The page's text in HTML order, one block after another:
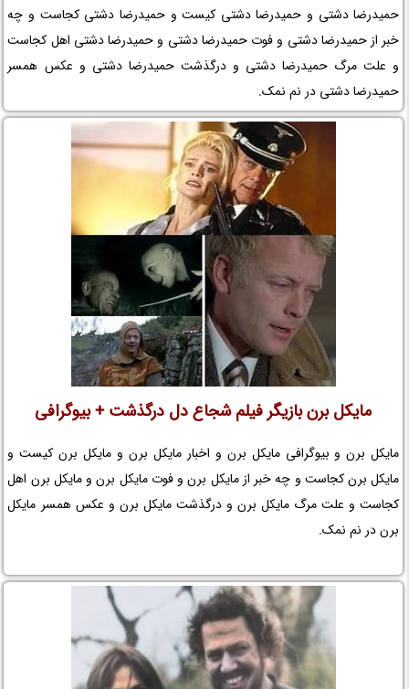
حمیدرضا دشتی و حمیدرضا دشتی کیست و حمیدرضا دشتی کجاست و چه
خبر از حمیدرضا دشتی و فوت حمیدرضا دشتی و حمیدرضا دشتی اهل کجاست
و علت مرگ حمیدرضا دشتی و درگذشت حمیدرضا دشتی و عکس همسر
حمیدرضا دشتی در نم نمک.
مایکل برن بازیگر فیلم شجاع دل درگذشت + بیوگرافی
مایکل برن و بیوگرافی مایکل برن و اخبار مایکل برن و مایکل برن کیست و
مایکل برن کجاست و چه خبر از مایکل برن و فوت مایکل برن و مایکل برن اهل
کجاست و علت مرگ مایکل برن و درگذشت مایکل برن و عکس همسر مایکل
برن در نم نمک.